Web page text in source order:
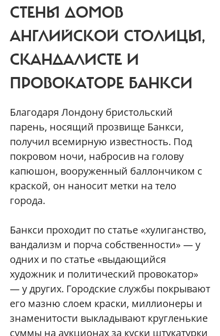
СТЕНЫ ДОМОВ
АНГЛИЙСКОЙ СТОЛИЦЫ,
СКАНДАЛИСТЕ И
ПРОВОКАТОРЕ БАНКСИ
Благодаря Лондону бристольский
парень, носящий прозвище Банкси,
получил всемирную известность. Под
покровом ночи, набросив на голову
капюшон, вооруженный баллончиком с
краской, он наносит метки на тело
города.
Банкси проходит по статье «хулиганство,
вандализм и порча собственности» — у
одних и по статье «выдающийся
художник и политический провокатор»
— у других. Городские службы покрывают
его мазню слоем краски, миллионеры и
знаменитости выкладывают кругленькие
суммы на аукционах за куски штукатурки